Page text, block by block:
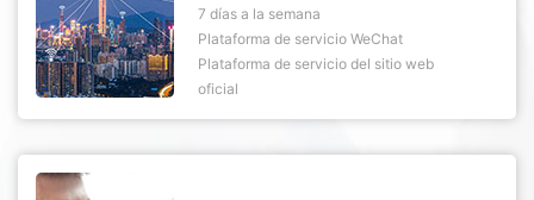
7 días a la semana
Plataforma de servicio WeChat
Plataforma de servicio del sitio web
oficial